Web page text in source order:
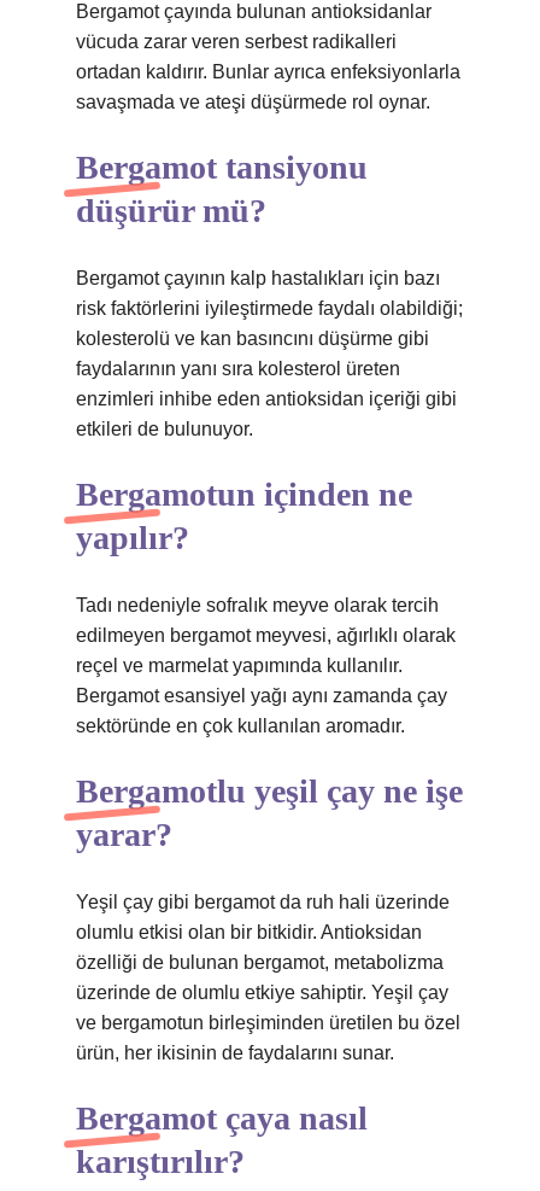
Bergamot çayında bulunan antioksidanlar
vücuda zarar veren serbest radikalleri
ortadan kaldırır. Bunlar ayrıca enfeksiyonlarla
savaşmada ve ateşi düşürmede rol oynar.
Bergamot tansiyonu
düşürür mü?
Bergamot çayının kalp hastalıkları için bazı
risk faktörlerini iyileştirmede faydalı olabildiği;
kolesterolü ve kan basıncını düşürme gibi
faydalarının yanı sıra kolesterol üreten
enzimleri inhibe eden antioksidan içeriği gibi
etkileri de bulunuyor.
Bergamotun içinden ne
yapılır?
Tadı nedeniyle sofralık meyve olarak tercih
edilmeyen bergamot meyvesi, ağırlıklı olarak
reçel ve marmelat yapımında kullanılır.
Bergamot esansiyel yağı aynı zamanda çay
sektöründe en çok kullanılan aromadır.
Bergamotlu yeşil çay ne işe
yarar?
Yeşil çay gibi bergamot da ruh hali üzerinde
olumlu etkisi olan bir bitkidir. Antioksidan
özelliği de bulunan bergamot, metabolizma
üzerinde de olumlu etkiye sahiptir. Yeşil çay
ve bergamotun birleşiminden üretilen bu özel
ürün, her ikisinin de faydalarını sunar.
Bergamot çaya nasıl
karıştırılır?